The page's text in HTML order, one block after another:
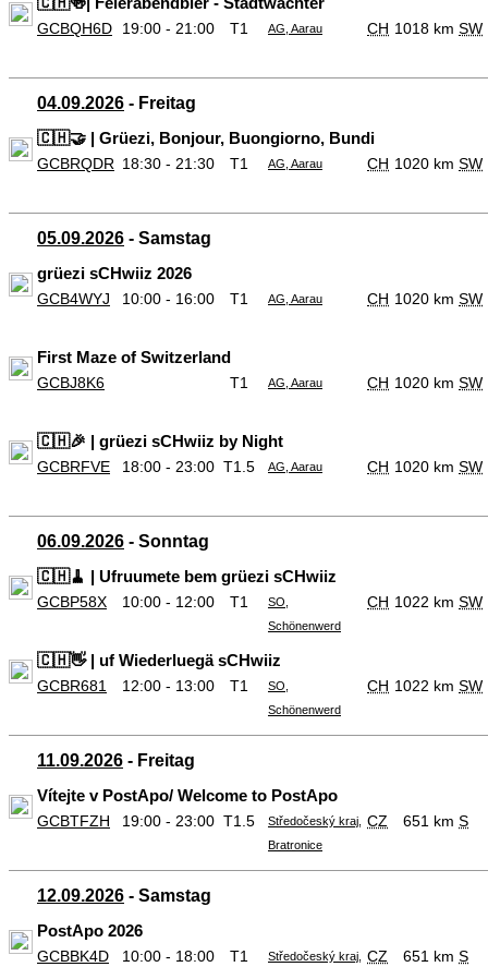
GCBQH6D 19:00 - 21:00 T1 AG, Aarau CH 1018 km SW
04.09.2026 - Freitag
🇨🇭🤝 | Grüezi, Bonjour, Buongiorno, Bundi
GCBRQDR 18:30 - 21:30 T1 AG, Aarau CH 1020 km SW
05.09.2026 - Samstag
grüezi sCHwiiz 2026
GCB4WYJ 10:00 - 16:00 T1 AG, Aarau CH 1020 km SW
First Maze of Switzerland
GCBJ8K6 T1 AG, Aarau CH 1020 km SW
🇨🇭🎉 | grüezi sCHwiiz by Night
GCBRFVE 18:00 - 23:00 T1.5 AG, Aarau CH 1020 km SW
06.09.2026 - Sonntag
🇨🇭🧹 | Ufruumete bem grüezi sCHwiiz
GCBP58X 10:00 - 12:00 T1
SO,
Schönenwerd
CH 1022 km SW
🇨🇭👋 | uf Wiederluegä sCHwiiz
GCBR681 12:00 - 13:00 T1
SO,
Schönenwerd
CH 1022 km SW
11.09.2026 - Freitag
Vítejte v PostApo/ Welcome to PostApo
GCBTFZH 19:00 - 23:00 T1.5
Středočeský kraj,
Bratronice
CZ 651 km S
12.09.2026 - Samstag
PostApo 2026
GCBBK4D 10:00 - 18:00 T1
Středočeský kraj,
CZ 651 km S